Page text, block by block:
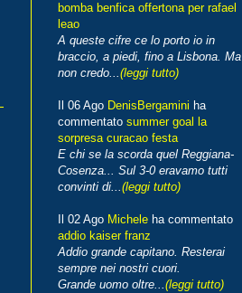
bomba benfica offertona per rafael
leao
A queste cifre ce lo porto io in
braccio, a piedi, fino a Lisbona. Ma
non credo...(leggi tutto)
Il 06 Ago DenisBergamini ha
commentato summer goal la
sorpresa curacao festa
E chi se la scorda quel Reggiana-
Cosenza... Sul 3-0 eravamo tutti
convinti di...(leggi tutto)
Il 02 Ago Michele ha commentato
addio kaiser franz
Addio grande capitano. Resterai
sempre nei nostri cuori.
Grande uomo oltre...(leggi tutto)